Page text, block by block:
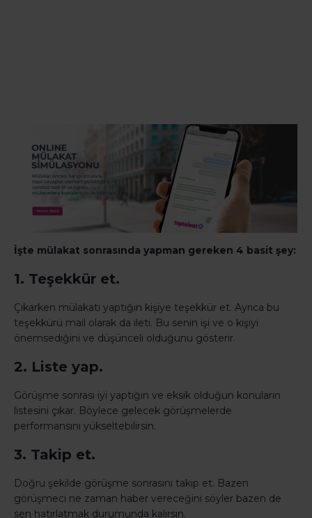
İşte mülakat sonrasında yapman gereken 4 basit şey:
1. Teşekkür et.
Çıkarken mülakatı yaptığın kişiye teşekkür et. Ayrıca bu
teşekkürü mail olarak da ileti. Bu senin işi ve o kişiyi
önemsediğini ve düşünceli olduğunu gösterir.
2. Liste yap.
Görüşme sonrası iyi yaptığın ve eksik olduğun konuların
listesini çıkar. Böylece gelecek görüşmelerde
performansını yükseltebilirsin.
3. Takip et.
Doğru şekilde görüşme sonrasını takip et. Bazen
görüşmeci ne zaman haber vereceğini söyler bazen de
sen hatırlatmak durumunda kalırsın.